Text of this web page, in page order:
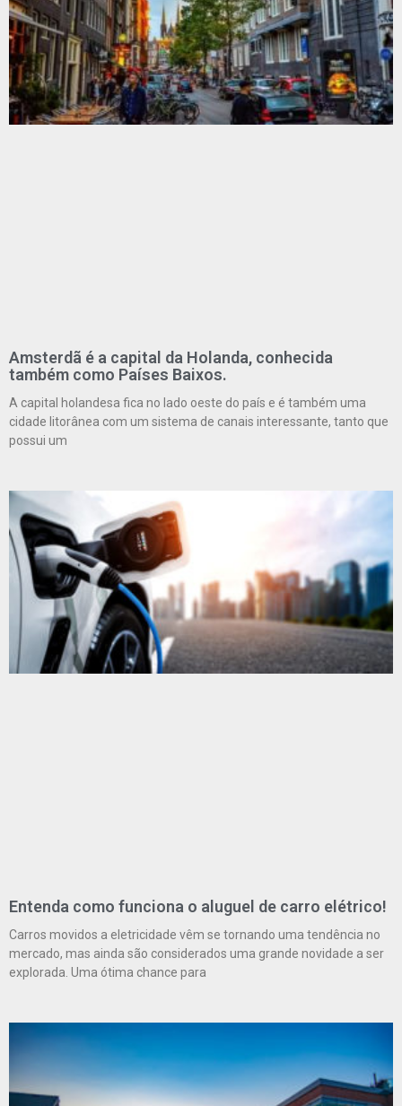
Amsterdã é a capital da Holanda, conhecida
também como Países Baixos.
A capital holandesa fica no lado oeste do país e é também uma
cidade litorânea com um sistema de canais interessante, tanto que
possui um
Entenda como funciona o aluguel de carro elétrico!
Carros movidos a eletricidade vêm se tornando uma tendência no
mercado, mas ainda são considerados uma grande novidade a ser
explorada. Uma ótima chance para